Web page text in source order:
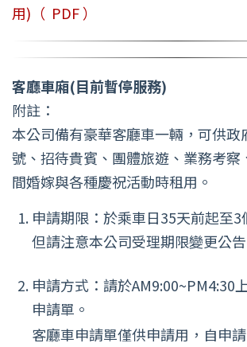
用)（ PDF ）
客廳車廂(目前暫停服務)
附註：
本公司備有豪華客廳車一輛，可供政
號、招待貴賓、團體旅遊、業務考察
間婚嫁與各種慶祝活動時租用。
申請期限：於乘車日35天前起至
但請注意本公司受理期限變更公告
申請方式：請於AM9:00~PM4:30
申請單。
客廳車申請單僅供申請用，自申